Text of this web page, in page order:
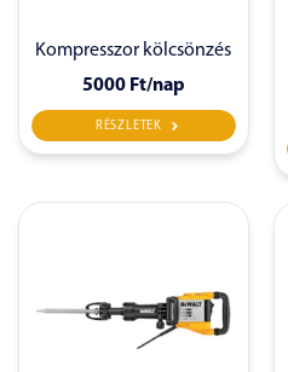
Kompresszor kölcsönzés
5000 Ft/nap
RÉSZLETEK